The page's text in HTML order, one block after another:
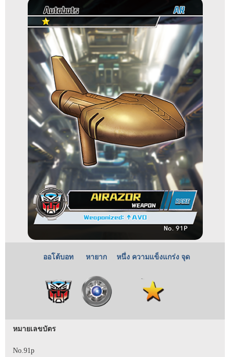
ออโต้บอท หายาก หนึ่ง ความแข็งแกร่ง จุด
หมายเลขบัตร
No.91p